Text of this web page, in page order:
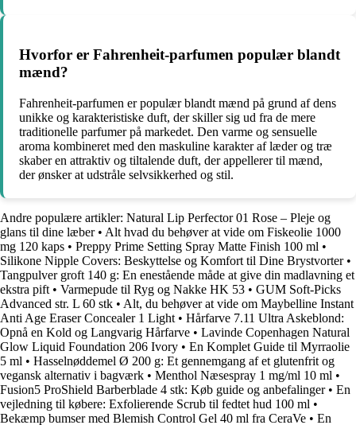
Hvorfor er Fahrenheit-parfumen populær blandt
mænd?
Fahrenheit-parfumen er populær blandt mænd på grund af dens
unikke og karakteristiske duft, der skiller sig ud fra de mere
traditionelle parfumer på markedet. Den varme og sensuelle
aroma kombineret med den maskuline karakter af læder og træ
skaber en attraktiv og tiltalende duft, der appellerer til mænd,
der ønsker at udstråle selvsikkerhed og stil.
Andre populære artikler: Natural Lip Perfector 01 Rose – Pleje og
glans til dine læber• Alt hvad du behøver at vide om Fiskeolie 1000
mg 120 kaps • Preppy Prime Setting Spray Matte Finish 100 ml •
Silikone Nipple Covers: Beskyttelse og Komfort til Dine Brystvorter•
Tangpulver groft 140 g: En enestående måde at give din madlavning et
ekstra pift • Varmepude til Ryg og Nakke HK 53 • GUM Soft-Picks
Advanced str. L 60 stk • Alt, du behøver at vide om Maybelline Instant
Anti Age Eraser Concealer 1 Light • Hårfarve 7.11 Ultra Askeblond:
Opnå en Kold og Langvarig Hårfarve • Lavinde Copenhagen Natural
Glow Liquid Foundation 206 Ivory • En Komplet Guide til Myrraolie
5 ml • Hasselnøddemel Ø 200 g: Et gennemgang af et glutenfrit og
vegansk alternativ i bagværk • Menthol Næsespray 1 mg/ml 10 ml •
Fusion5 ProShield Barberblade 4 stk: Køb guide og anbefalinger• En
vejledning til købere: Exfolierende Scrub til fedtet hud 100 ml •
Bekæmp bumser med Blemish Control Gel 40 ml fra CeraVe • En